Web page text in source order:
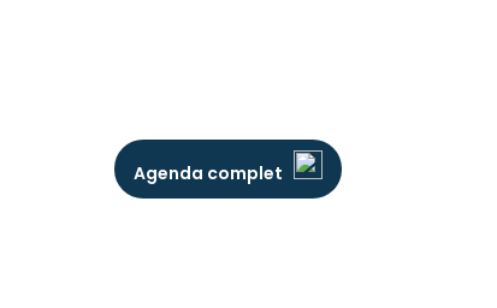
Agenda complet